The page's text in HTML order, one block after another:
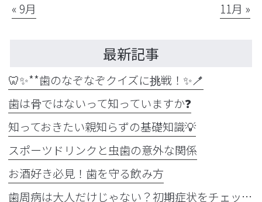
« 9月 11月 »
最新記事
🦷✨**歯のなぞなぞクイズに挑戦！✨🪥
歯は骨ではないって知っていますか❓
知っておきたい親知らずの基礎知識💡
スポーツドリンクと虫歯の意外な関係
お酒好き必見！歯を守る飲み方
歯周病は大人だけじゃない？初期症状をチェック